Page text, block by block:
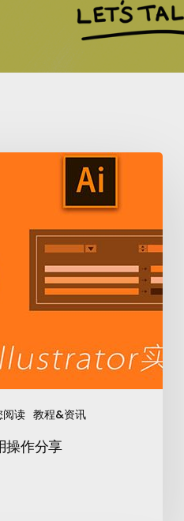
读 教程&资讯
操作分享